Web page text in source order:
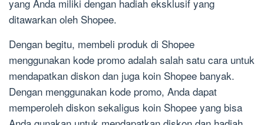
yang Anda miliki dengan hadiah eksklusif yang
ditawarkan oleh Shopee.
Dengan begitu, membeli produk di Shopee
menggunakan kode promo adalah salah satu cara untuk
mendapatkan diskon dan juga koin Shopee banyak.
Dengan menggunakan kode promo, Anda dapat
memperoleh diskon sekaligus koin Shopee yang bisa